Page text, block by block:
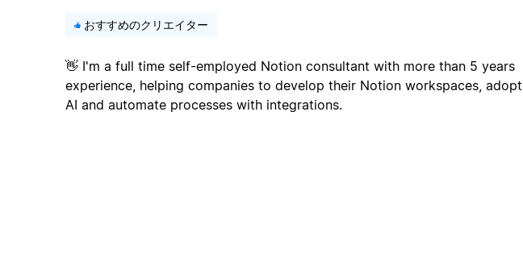
おすすめのクリエイター
👋 I'm a full time self-employed Notion consultant with more than 5 years
experience, helping companies to develop their Notion workspaces, adopt
AI and automate processes with integrations.